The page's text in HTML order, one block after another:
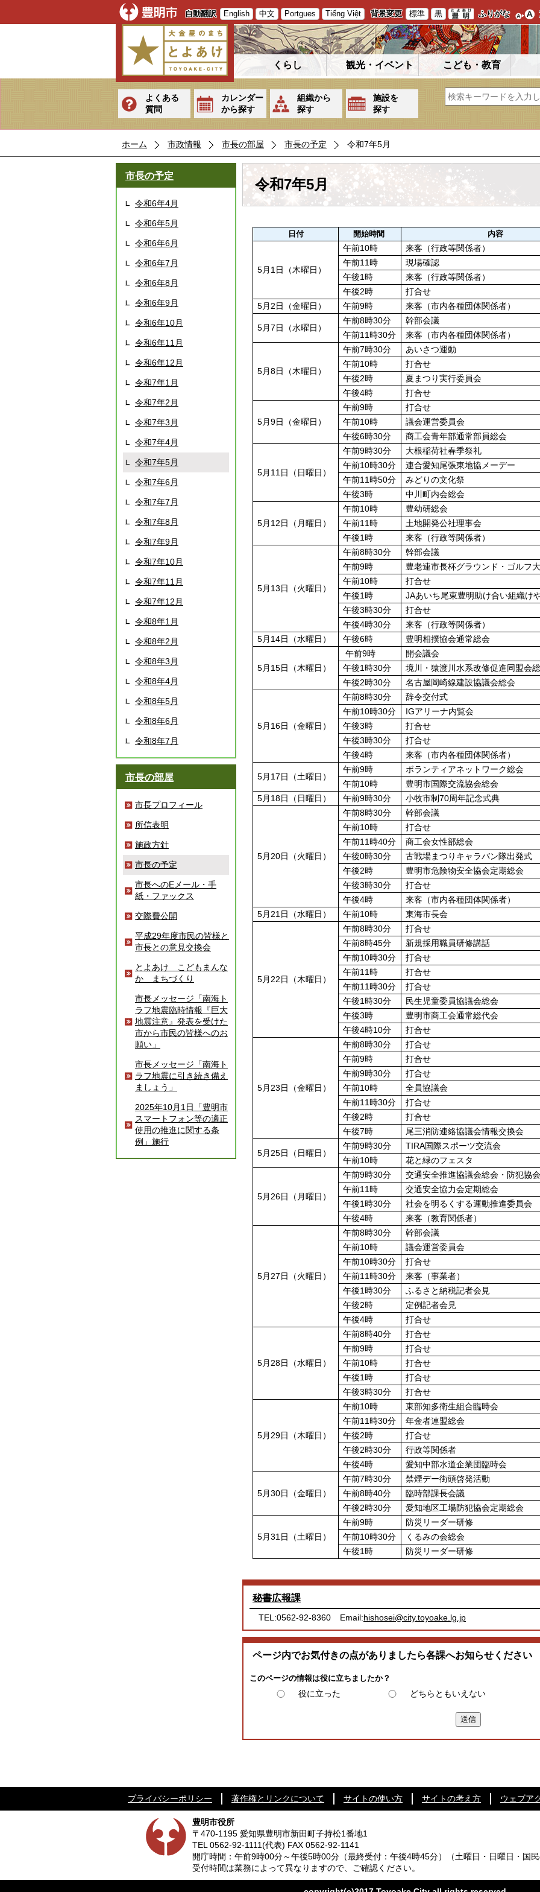
自動翻訳 English 中文 Portgues Tiếng Việt 背景変更 標準 黒 ふりがな
くらし 観光・イベント こども・教育
よくある
質問
カレンダー
から探す
組織から
探す
施設を
探す
ホーム 市政情報 市長の部屋 市長の予定 令和7年5月
市長の予定
令和6年4月
令和6年5月
令和6年6月
令和6年7月
令和6年8月
令和6年9月
令和6年10月
令和6年11月
令和6年12月
令和7年1月
令和7年2月
令和7年3月
令和7年4月
令和7年5月
令和7年6月
令和7年7月
令和7年8月
令和7年9月
令和7年10月
令和7年11月
令和7年12月
令和8年1月
令和8年2月
令和8年3月
令和8年4月
令和8年5月
令和8年6月
令和8年7月
市長の部屋
市長プロフィール
所信表明
施政方針
市長の予定
市長へのEメール・手
紙・ファックス
交際費公開
平成29年度市民の皆様と
市長との意見交換会
とよあけ こどもまんな
か まちづくり
市長メッセージ「南海ト
ラフ地震臨時情報『巨大
地震注意』発表を受けた
市から市民の皆様へのお
願い」
市長メッセージ「南海ト
ラフ地震に引き続き備え
ましょう」
2025年10月1日「豊明市
スマートフォン等の適正
使用の推進に関する条
例」施行
令和7年5月
日付 開始時間 内容
5月1日（木曜日）
午前10時
来客（行政等関係者）
午前11時
現場確認
午後1時
来客（行政等関係者）
午後2時
打合せ
5月2日（金曜日）
午前9時 来客（市内各種団体関係者）
5月7日（水曜日）
午前8時30分
幹部会議
午前11時30分
来客（市内各種団体関係者）
5月8日（木曜日）
午前7時30分
あいさつ運動
午前10時
打合せ
午後2時
夏まつり実行委員会
午後4時
打合せ
5月9日（金曜日）
午前9時
打合せ
午前10時
議会運営委員会
午後6時30分
商工会青年部通常部員総会
5月11日（日曜日）
午前9時30分
大根稲荷社春季祭礼
午前10時30分
連合愛知尾張東地協メーデー
午前11時50分
みどりの文化祭
午後3時
中川町内会総会
5月12日（月曜日）
午前10時
豊幼研総会
午前11時
土地開発公社理事会
午後1時
来客（行政等関係者）
5月13日（火曜日）
午前8時30分
幹部会議
午前9時
豊老連市長杯グラウンド・ゴルフ
午前10時
打合せ
午後1時
JAあいち尾東豊明助け合い組織け
午後3時30分
打合せ
午後4時30分
来客（行政等関係者）
5月14日（水曜日）
午後6時 豊明相撲協会通常総会
5月15日（木曜日）
午前9時
開会議会
午後1時30分
境川・猿渡川水系改修促進同盟会
午後2時30分
名古屋岡崎線建設協議会総会
5月16日（金曜日）
午前8時30分
辞令交付式
午前10時30分
IGアリーナ内覧会
午後3時
打合せ
午後3時30分
打合せ
午後4時
来客（市内各種団体関係者）
5月17日（土曜日）
午前9時
ボランティアネットワーク総会
午前10時
豊明市国際交流協会総会
5月18日（日曜日）
午前9時30分 小牧市制70周年記念式典
5月20日（火曜日）
午前8時30分
幹部会議
午前10時
打合せ
午前11時40分
商工会女性部総会
午後0時30分
古戦場まつりキャラバン隊出発式
午後2時
豊明市危険物安全協会定期総会
午後3時30分
打合せ
午後4時
来客（市内各種団体関係者）
5月21日（水曜日）
午前10時 東海市長会
5月22日（木曜日）
午前8時30分
打合せ
午前8時45分
新規採用職員研修講話
午前10時30分
打合せ
午前11時
打合せ
午前11時30分
打合せ
午後1時30分
民生児童委員協議会総会
午後3時
豊明市商工会通常総代会
午後4時10分
打合せ
5月23日（金曜日）
午前8時30分
打合せ
午前9時
打合せ
午前9時30分
打合せ
午前10時
全員協議会
午前11時30分
打合せ
午後2時
打合せ
午後7時
尾三消防連絡協議会情報交換会
5月25日（日曜日）
午前9時30分
TIRA国際スポーツ交流会
午前10時
花と緑のフェスタ
5月26日（月曜日）
午前9時30分
交通安全推進協議会総会・防犯協
午前11時
交通安全協力会定期総会
午後1時30分
社会を明るくする運動推進委員会
午後4時
来客（教育関係者）
5月27日（火曜日）
午前8時30分
幹部会議
午前10時
議会運営委員会
午前10時30分
打合せ
午前11時30分
来客（事業者）
午後1時30分
ふるさと納税記者会見
午後2時
定例記者会見
午後4時
打合せ
5月28日（水曜日）
午前8時40分
打合せ
午前9時
打合せ
午前10時
打合せ
午後1時
打合せ
午後3時30分
打合せ
5月29日（木曜日）
午前10時
東部知多衛生組合臨時会
午前11時30分
年金者連盟総会
午後2時
打合せ
午後2時30分
行政等関係者
午後4時
愛知中部水道企業団臨時会
5月30日（金曜日）
午前7時30分
禁煙デー街頭啓発活動
午前8時40分
臨時部課長会議
午後2時30分
愛知地区工場防犯協会定期総会
5月31日（土曜日）
午前9時
防災リーダー研修
午前10時30分
くるみの会総会
午後1時
防災リーダー研修
秘書広報課
TEL:0562-92-8360 Email:hishosei@city.toyoake.lg.jp
ページ内でお気付きの点がありましたら各課へお知らせください
このページの情報は役に立ちましたか？
役に立った どちらともいえない
プライバシーポリシー 著作権とリンクについて サイトの使い方 サイトの考え方 ウェブア
豊明市役所
〒470-1195 愛知県豊明市新田町子持松1番地1
TEL 0562-92-1111(代表) FAX 0562-92-1141
開庁時間：午前9時00分～午後5時00分 （最終受付：午後4時45分）
（土曜日・日曜日・国
受付時間は業務によって異なりますので、ご確認ください。